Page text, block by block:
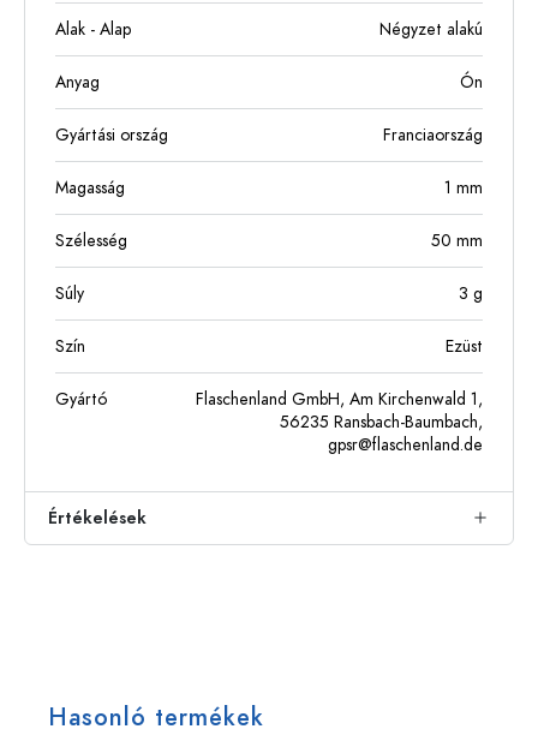
Alak - Alap Négyzet alakú
Anyag Ón
Gyártási ország Franciaország
Magasság 1 mm
Szélesség 50 mm
Súly 3 g
Szín Ezüst
Gyártó
Flaschenland GmbH, Am Kirchenwald 1,
56235 Ransbach-Baumbach,
gpsr@flaschenland.de
Értékelések
Hasonló termékek